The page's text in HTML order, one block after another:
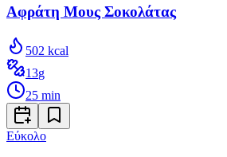
Αφράτη Μους Σοκολάτας
502 kcal
13g
25 min
Εύκολο